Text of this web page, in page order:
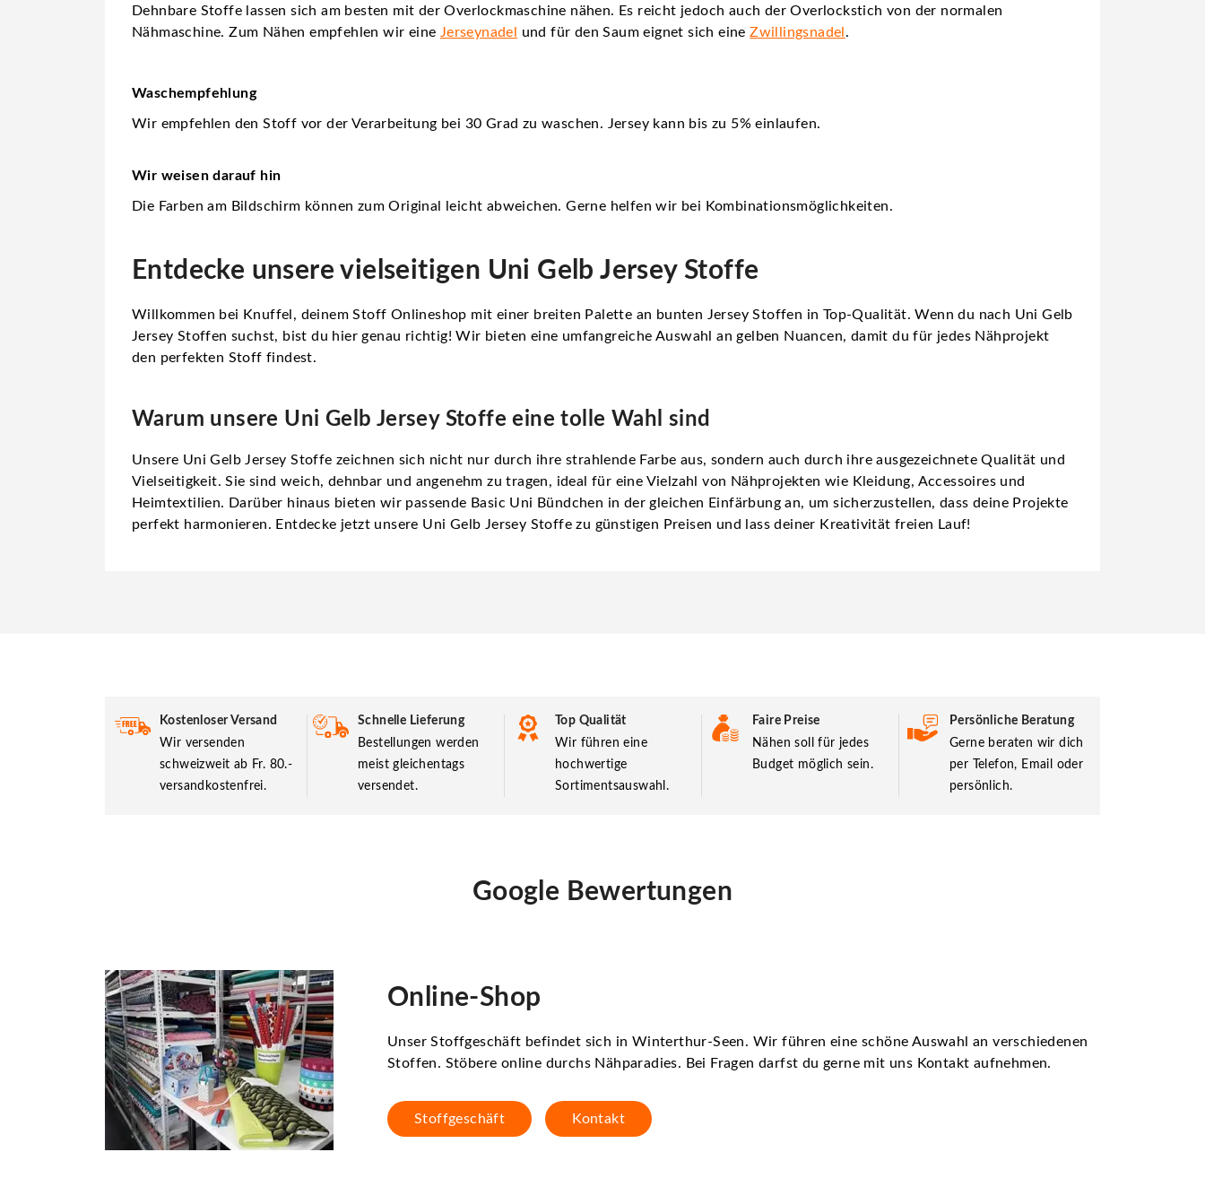
Dehnbare Stoffe lassen sich am besten mit der Overlockmaschine nähen. Es reicht jedoch auch der Overlockstich von der normalen
Nähmaschine. Zum Nähen empfehlen wir eine Jerseynadel und für den Saum eignet sich eineZwillingsnadel .
Waschempfehlung
Wir empfehlen den Stoff vor der Verarbeitung bei 30 Grad zu waschen. Jersey kann bis zu 5% einlaufen.
Wir weisen darauf hin
Die Farben am Bildschirm können zum Original leicht abweichen. Gerne helfen wir bei Kombinationsmöglichkeiten.
Entdecke unsere vielseitigen Uni Gelb Jersey Stoffe
Willkommen bei Knuffel, deinem Stoff Onlineshop mit einer breiten Palette an bunten Jersey Stoffen in Top-Qualität. Wenn du nach Uni Gelb
Jersey Stoffen suchst, bist du hier genau richtig! Wir bieten eine umfangreiche Auswahl an gelben Nuancen, damit du für jedes Nähprojekt
den perfekten Stoff findest.
Warum unsere Uni Gelb Jersey Stoffe eine tolle Wahl sind
Unsere Uni Gelb Jersey Stoffe zeichnen sich nicht nur durch ihre strahlende Farbe aus, sondern auch durch ihre ausgezeichnete Qualität und
Vielseitigkeit. Sie sind weich, dehnbar und angenehm zu tragen, ideal für eine Vielzahl von Nähprojekten wie Kleidung, Accessoires und
Heimtextilien. Darüber hinaus bieten wir passende Basic Uni Bündchen in der gleichen Einfärbung an, um sicherzustellen, dass deine Projekte
perfekt harmonieren. Entdecke jetzt unsere Uni Gelb Jersey Stoffe zu günstigen Preisen und lass deiner Kreativität freien Lauf!
Kostenloser Versand
Wir versenden
schweizweit ab Fr. 80.-
versandkostenfrei.
Schnelle Lieferung
Bestellungen werden
meist gleichentags
versendet.
Top Qualität
Wir führen eine
hochwertige
Sortimentsauswahl.
Faire Preise
Nähen soll für jedes
Budget möglich sein.
Persönliche Beratung
Gerne beraten wir dich
per Telefon, Email oder
persönlich.
Google Bewertungen
Online-Shop
Unser Stoffgeschäft befindet sich in Winterthur-Seen. Wir führen eine schöne Auswahl an verschiedenen
Stoffen. Stöbere online durchs Nähparadies. Bei Fragen darfst du gerne mit uns Kontakt aufnehmen.
Stoffgeschäft Kontakt